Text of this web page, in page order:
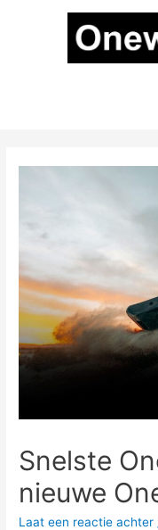
Snelste
nieuwe
Laat een reactie achter